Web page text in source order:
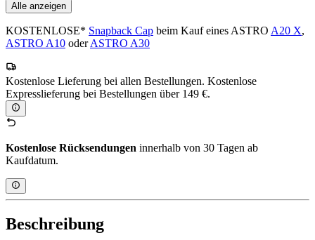
Alle anzeigen
KOSTENLOSE* Snapback Cap beim Kauf eines ASTRO A20 X,
ASTRO A10 oderASTRO A30
Kostenlose Lieferung bei allen Bestellungen. Kostenlose
Expresslieferung bei Bestellungen über 149 €.
Kostenlose Rücksendungen innerhalb von 30 Tagen ab
Kaufdatum.
Beschreibung